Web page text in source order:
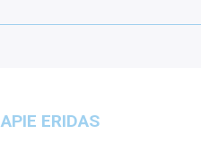
APIE ERIDAS